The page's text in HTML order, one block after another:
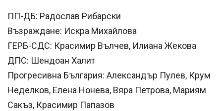
ПП-ДБ: Радослав Рибарски
Възраждане: Искра Михайлова
ГЕРБ-СДС: Красимир Вълчев, Илиана Жекова
ДПС: Шендоан Халит
Прогресивна България: Александър Пулев, Крум
Неделков, Елена Нонева, Вяра Петрова, Мариям
Сакъз, Красимир Папазов